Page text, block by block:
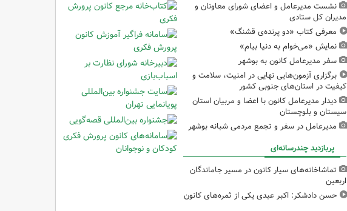
نشست مدیرعامل و اعضای شورای معاونان و
مدیران کل ستادی
معرفی کتاب «دو پرنده‌ی قشنگ»
نمایش «می‌خوام به دنیا بیام»
سفر مدیرعامل کانون به بوشهر
برگزاری آزمون‌هایی نهایی در امنیت، سلامت و
کیفیت در استان‌های جنوبی کشور
دیدار مدیرعامل کانون با اعضا و مربیان استان
سیستان و بلوچستان
مدیرعامل در سفر و تجمع مردمی شبانه بوشهر
پربازدید چندرسانه‌ای
تماشاخانه‌های سیار کانون در مسیر جاماندگان
اربعین
حسن دادشکر: اکبر عبدی یکی از ثمره‌های کانون